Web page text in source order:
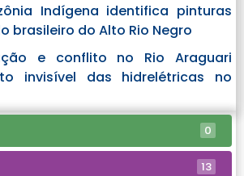
Indígena identifica pinturas
brasileiro do Alto Rio Negro
e conflito no Rio Araguari
invisível das hidrelétricas no
0
13